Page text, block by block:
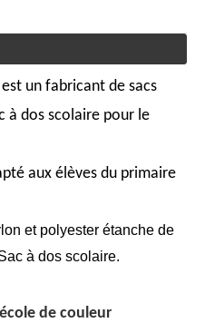
un fabricant de sacs
à dos scolaire pour le
aux élèves du primaire
et polyester étanche de
à dos scolaire.
de couleur